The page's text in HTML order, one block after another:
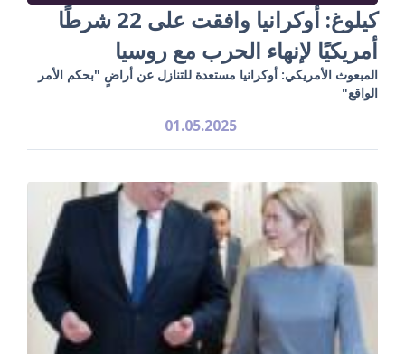
كيلوغ: أوكرانيا وافقت على 22 شرطًا
أمريكيًا لإنهاء الحرب مع روسيا
المبعوث الأمريكي: أوكرانيا مستعدة للتنازل عن أراضٍ "بحكم الأمر
الواقع"
01.05.2025